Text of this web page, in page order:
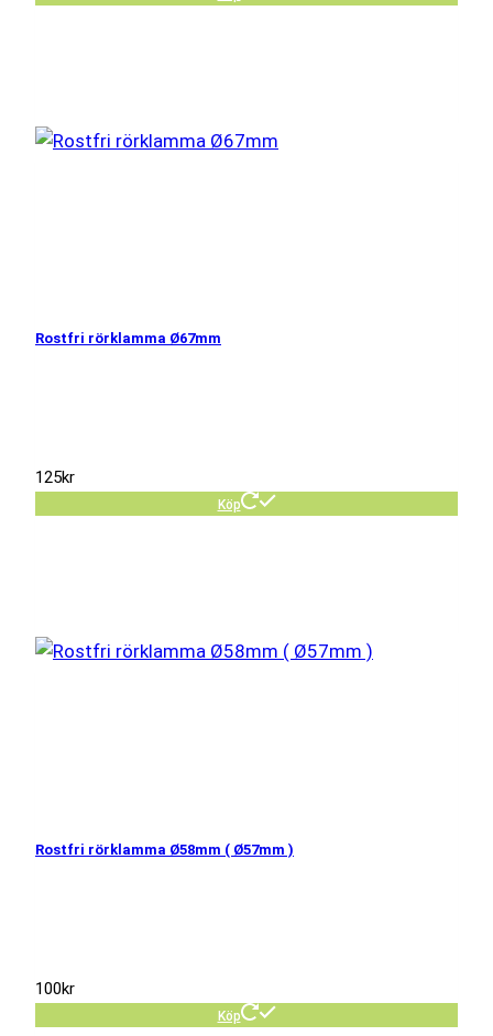
Rostfri rörklamma Ø67mm
125kr
Köp
Rostfri rörklamma Ø58mm ( Ø57mm )
100kr
Köp